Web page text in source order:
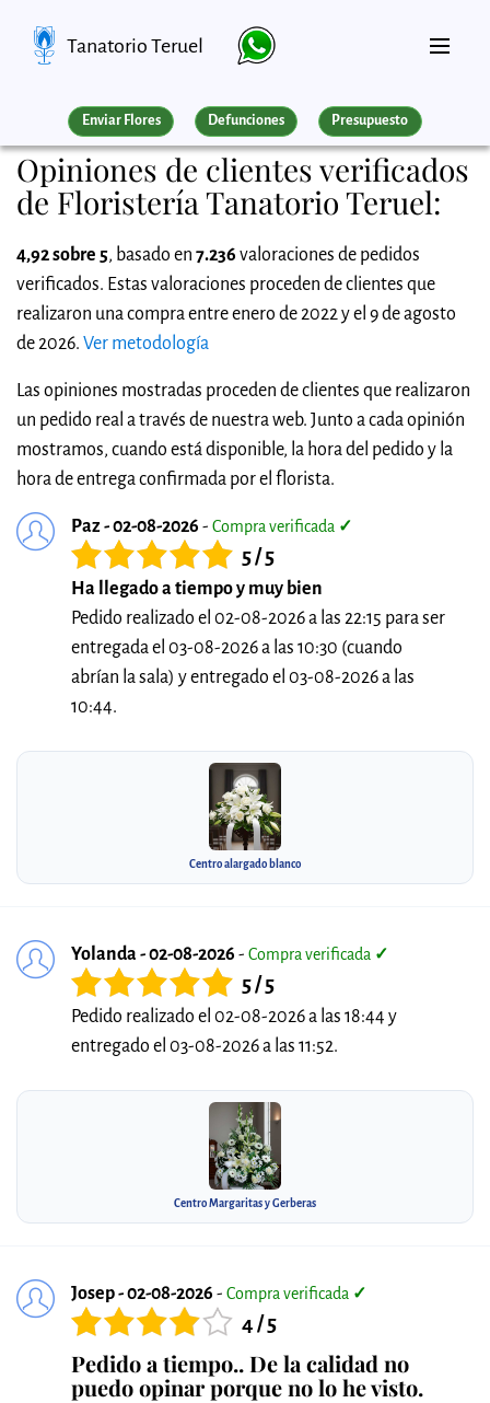
Tanatorio Teruel
Enviar Flores Defunciones Presupuesto
Opiniones de clientes verificados
de Floristería Tanatorio Teruel:
4,92 sobre 5, basado en 7.236 valoraciones de pedidos
verificados. Estas valoraciones proceden de clientes que
realizaron una compra entre enero de 2022 y el 9 de agosto
de 2026. Ver metodología
Las opiniones mostradas proceden de clientes que realizaron
un pedido real a través de nuestra web. Junto a cada opinión
mostramos, cuando está disponible, la hora del pedido y la
hora de entrega confirmada por el florista.
Paz - 02-08-2026 - Compra verificada ✓
5 / 5
Ha llegado a tiempo y muy bien
Pedido realizado el 02-08-2026 a las 22:15 para ser
entregada el 03-08-2026 a las 10:30 (cuando
abrían la sala) y entregado el 03-08-2026 a las
10:44.
Centro alargado blanco
Yolanda - 02-08-2026 - Compra verificada ✓
5 / 5
Pedido realizado el 02-08-2026 a las 18:44 y
entregado el 03-08-2026 a las 11:52.
Centro Margaritas y Gerberas
Josep - 02-08-2026 - Compra verificada ✓
4 / 5
Pedido a tiempo.. De la calidad no
puedo opinar porque no lo he visto.